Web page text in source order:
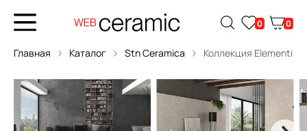
0 0
Главная Каталог Stn Ceramica Коллекция Elementi